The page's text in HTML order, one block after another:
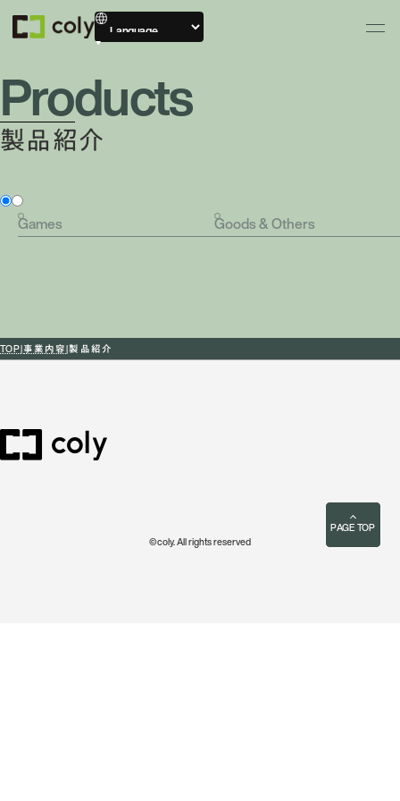
Products
製品紹介
TOP事業内容製品紹介
Games Goods & Others
PAGE TOP
©coly. All rights reserved